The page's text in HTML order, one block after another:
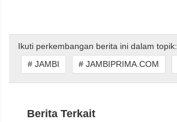
Ikuti perkembangan berita ini dalam topik:
# JAMBI
# JAMBIPRIMA.COM
Berita Terkait